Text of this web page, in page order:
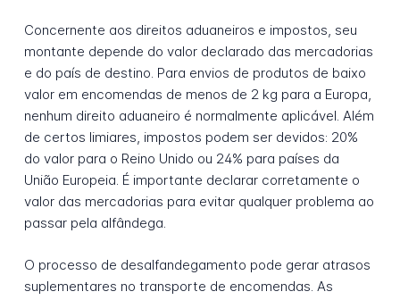
Concernente aos direitos aduaneiros e impostos, seu
montante depende do valor declarado das mercadorias
e do país de destino. Para envios de produtos de baixo
valor em encomendas de menos de 2 kg para a Europa,
nenhum direito aduaneiro é normalmente aplicável. Além
de certos limiares, impostos podem ser devidos: 20%
do valor para o Reino Unido ou 24% para países da
União Europeia. É importante declarar corretamente o
valor das mercadorias para evitar qualquer problema ao
passar pela alfândega.
O processo de desalfandegamento pode gerar atrasos
suplementares no transporte de encomendas. As